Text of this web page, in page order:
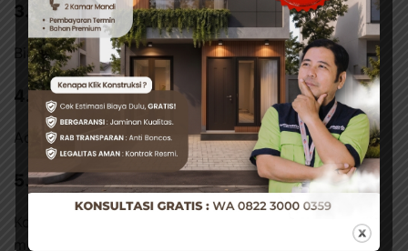
3. RAB Transparan
Biaya jelas sejak awal tanpa kejutan.
4. Proses Lebih Aman
Ada kontrak resmi dan garansi pekerjaan.
5. Material Lebih Hemat dan Efisien
Kontraktor tahu cara menghemat material tanpa
mengurangi kualitas.